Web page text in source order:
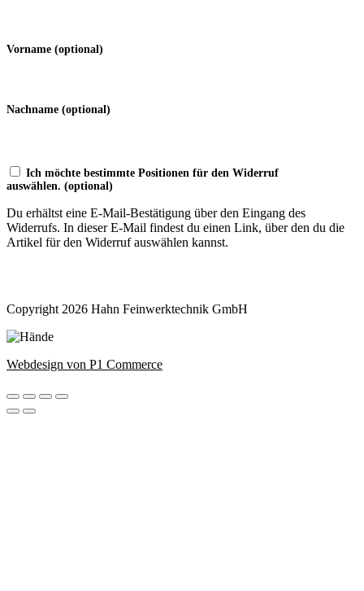
Vorname (optional)
Nachname (optional)
Ich möchte bestimmte Positionen für den Widerruf
auswählen. (optional)
Du erhältst eine E-Mail-Bestätigung über den Eingang des
Widerrufs. In dieser E-Mail findest du einen Link, über den du die
Artikel für den Widerruf auswählen kannst.
Copyright 2026 Hahn Feinwerktechnik GmbH
Webdesign von P1 Commerce